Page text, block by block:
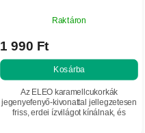
Raktáron
1 990 Ft
Kosárba
Az ELEO karamellcukorkák
jegenyefenyő-kivonattal jellegzetesen
friss, erdei ízvilágot kínálnak, és